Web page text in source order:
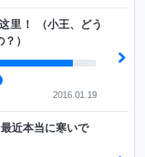
里！ （小王、どう
？ ）
2016.01.19
最近本当に寒いで